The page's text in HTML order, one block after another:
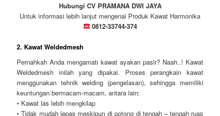
Hubungi CV PRAMANA DWI JAYA
Untuk informasi lebih lanjut mengenai Produk Kawat Harmonika
0812-33744-374
2. Kawat Weldedmesh
Pernahkah Anda mengamati kawat ayakan pasir? Naah..! Kawat
Weldedmesh inilah yang dipakai. Proses perangkain kawat
menggunakan tehnik welding (pengelasan), sehingga memiliki
keuntungan bermacam-macam, antara lain:
• Kawat las lebih mengkilap
• Tidak mudah lepas meskipun di potong di tengah – tengah ruas